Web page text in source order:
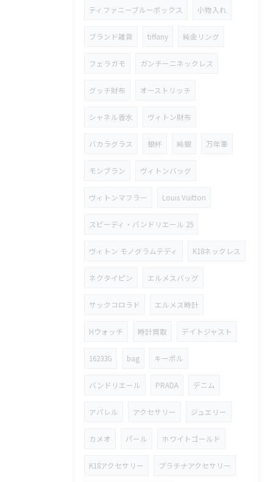
ティファニーブルーボックス 小物入れ
ブランド雑貨 tiffany 純金リング
フェラガモ ガンチーニネックレス
グッチ財布 オーストリッチ
シャネル香水 ヴィトン財布
バカラグラス 銀杯 純銀 万年筆
モンブラン ヴィトンバッグ
ヴィトンマフラー Louis Vuitton
スピーディ・バンドリエール 25
ヴィトン モノグラムテディ K18ネックレス
ネクタイピン エルメスバッグ
サックコロラド エルメス時計
Hウォッチ 時計買取 デイトジャスト
16233G bag キーポル
バンドリエール PRADA デニム
アパレル アクセサリー ジュエリー
カメオ パール ホワイトゴールド
K18アクセサリー プラチナアクセサリー